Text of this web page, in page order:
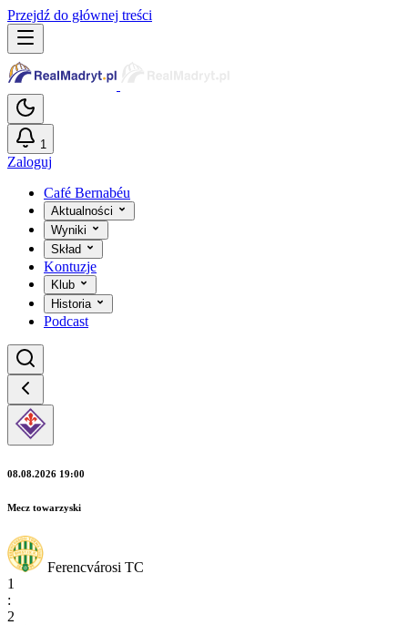
Przejdź do głównej treści
1
Zaloguj
Café Bernabéu
Aktualności
Wyniki
Skład
Kontuzje
Klub
Historia
Podcast
08.08.2026 19:00
Mecz towarzyski
Ferencvárosi TC
1
:
2